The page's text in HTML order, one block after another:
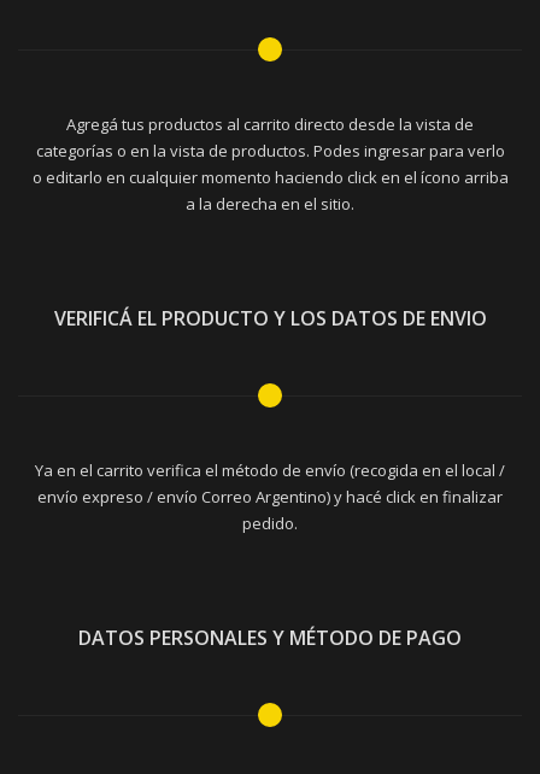
Agregá tus productos al carrito directo desde la vista de
categorías o en la vista de productos. Podes ingresar para verlo
o editarlo en cualquier momento haciendo click en el ícono arriba
a la derecha en el sitio.
VERIFICÁ EL PRODUCTO Y LOS DATOS DE ENVIO
Ya en el carrito verifica el método de envío (recogida en el local /
envío expreso / envío Correo Argentino) y hacé click en finalizar
pedido.
DATOS PERSONALES Y MÉTODO DE PAGO